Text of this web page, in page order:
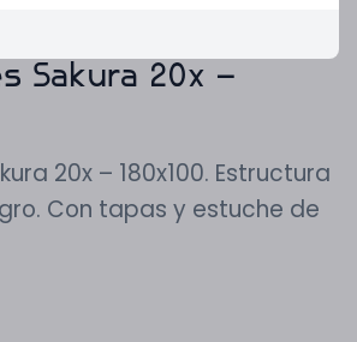
Sakura 20x –
20x – 180x100. Estructura
Con tapas y estuche de